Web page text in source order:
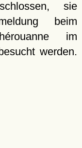
sie
beim
im
werden.